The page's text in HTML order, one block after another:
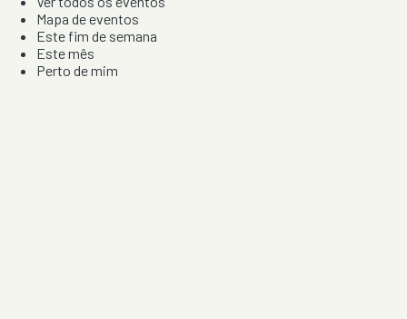
Mapa de eventos
Este fim de semana
Este mês
Perto de mim